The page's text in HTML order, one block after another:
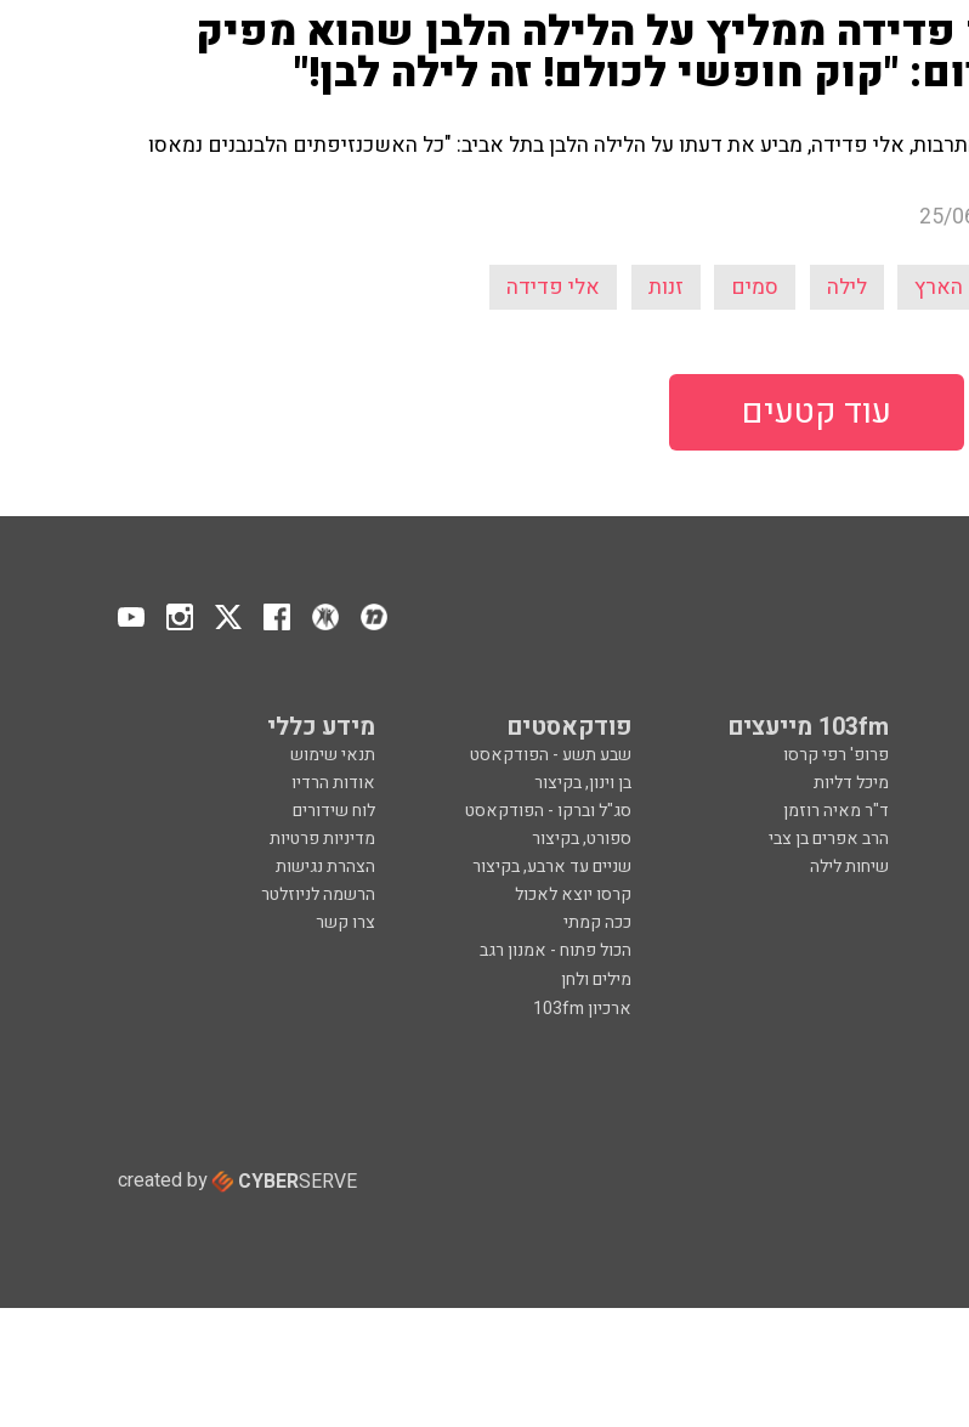
פדידה ממליץ על הלילה הלבן שהוא מפיק
"קוק חופשי לכולם! זה לילה לבן!"
אלי פדידה, מביע את דעתו על הלילה הלבן בתל אביב: "כל האשכנזיפתים הלבנבנים נמאסו
25/
הארץ לילה סמים זנות אלי פדידה
עוד קטעים
103fm מייעצים פודקאסטים מידע כללי
פרופ' רפי קרסו שבע תשע - הפודקאסט
תנאי שימוש
מיכל דליות בן וינון, בקיצור
אודות הרדיו
ד"ר מאיה רוזמן סג"ל וברקו - הפודקאסט
לוח שידורים
הרב אפרים בן צבי ספורט, בקיצור
מדיניות פרטיות
שיחות לילה שניים עד ארבע, בקיצור
הצהרת נגישות
קרסו יוצא לאכול
הרשמה לניוזלטר
ככה קמתי
צרו קשר
הכול פתוח - אמנון רגב
מילים ולחן
ארכיון 103fm
created by CYBERSERVE